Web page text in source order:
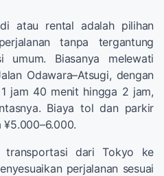
atau rental adalah pilihan
tanpa tergantung
umum. Biasanya melewati
Odawara–Atsugi, dengan
jam 40 menit hingga 2 jam,
Biaya tol dan parkir
transportasi dari Tokyo ke
perjalanan sesuai